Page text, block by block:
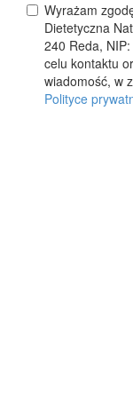
Wyrażam
Dietetyczna
240 Reda,
celu kontaktu
wiadomość, w
Polityce